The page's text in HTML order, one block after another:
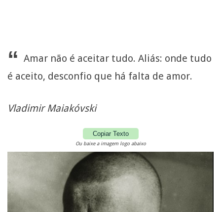
“ Amar não é aceitar tudo. Aliás: onde tudo
é aceito, desconfio que há falta de amor.
Vladimir Maiakóvski
Copiar Texto
Ou baixe a imagem logo abaixo